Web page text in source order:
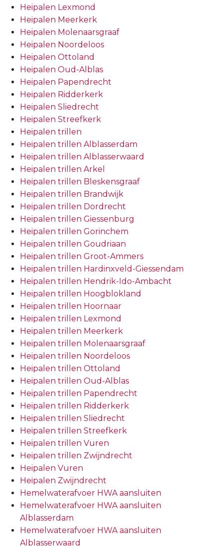
Heipalen Lexmond
Heipalen Meerkerk
Heipalen Molenaarsgraaf
Heipalen Noordeloos
Heipalen Ottoland
Heipalen Oud-Alblas
Heipalen Papendrecht
Heipalen Ridderkerk
Heipalen Sliedrecht
Heipalen Streefkerk
Heipalen trillen
Heipalen trillen Alblasserdam
Heipalen trillen Alblasserwaard
Heipalen trillen Arkel
Heipalen trillen Bleskensgraaf
Heipalen trillen Brandwijk
Heipalen trillen Dordrecht
Heipalen trillen Giessenburg
Heipalen trillen Gorinchem
Heipalen trillen Goudriaan
Heipalen trillen Groot-Ammers
Heipalen trillen Hardinxveld-Giessendam
Heipalen trillen Hendrik-Ido-Ambacht
Heipalen trillen Hoogblokland
Heipalen trillen Hoornaar
Heipalen trillen Lexmond
Heipalen trillen Meerkerk
Heipalen trillen Molenaarsgraaf
Heipalen trillen Noordeloos
Heipalen trillen Ottoland
Heipalen trillen Oud-Alblas
Heipalen trillen Papendrecht
Heipalen trillen Ridderkerk
Heipalen trillen Sliedrecht
Heipalen trillen Streefkerk
Heipalen trillen Vuren
Heipalen trillen Zwijndrecht
Heipalen Vuren
Heipalen Zwijndrecht
Hemelwaterafvoer HWA aansluiten
Hemelwaterafvoer HWA aansluiten
Alblasserdam
Hemelwaterafvoer HWA aansluiten
Alblasserwaard